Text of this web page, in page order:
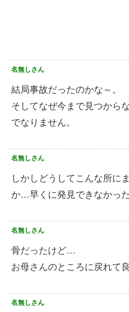
名無しさん
結局事故だったのかな～。
そしてなぜ今まで見つから
でなりません。
名無しさん
しかしどうしてこんな所に
か…早くに発見できなかっ
名無しさん
骨だったけど…
お母さんのところに戻れて
名無しさん